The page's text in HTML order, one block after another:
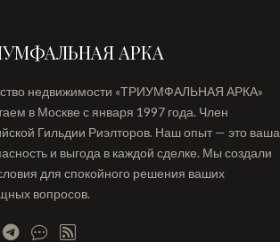
АРКА
недвижимости «ТРИУМФАЛЬНАЯ АРКА»
в Москве с января 1997 года. Член
Гильдии Риэлторов. Наш опыт — это ваша
и выгода в каждой сделке. Мы создали
для спокойного решения ваших
вопросов.